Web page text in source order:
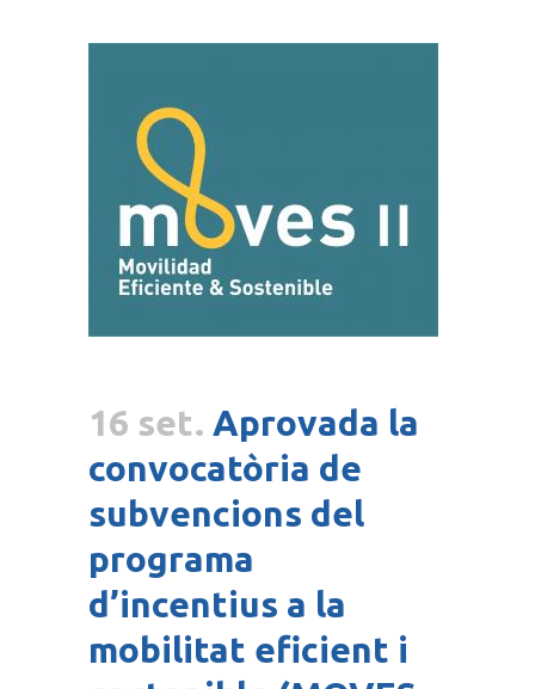
16 set. Aprovada la
convocatòria de
subvencions del
programa
d’incentius a la
mobilitat eficient i